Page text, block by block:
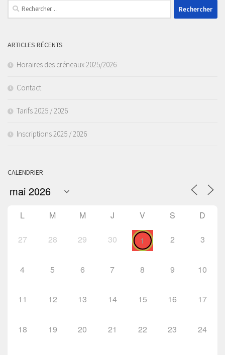
Rechercher :
ARTICLES RÉCENTS
Horaires des créneaux 2025/2026
Contact
Tarifs 2025 / 2026
Inscriptions 2025 / 2026
CALENDRIER
L M M J V S D
27 28 29 30 1 2 3
4 5 6 7 8 9 10
11 12 13 14 15 16 17
18 19 20 21 22 23 24